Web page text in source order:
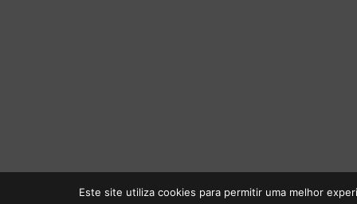
Este site utiliza cookies para permitir uma melhor